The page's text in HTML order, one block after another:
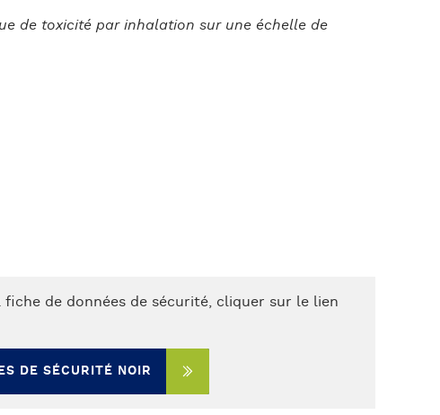
de toxicité par inhalation sur une échelle de
de données de sécurité, cliquer sur le lien
DE SÉCURITÉ NOIR